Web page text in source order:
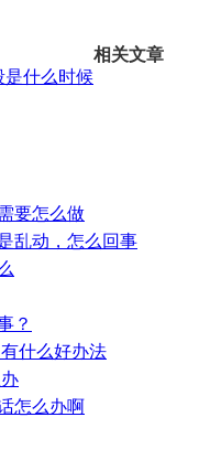
是什么时候
相关文章
要怎么做
乱动，怎么回事
？
什么好办法
怎么办啊